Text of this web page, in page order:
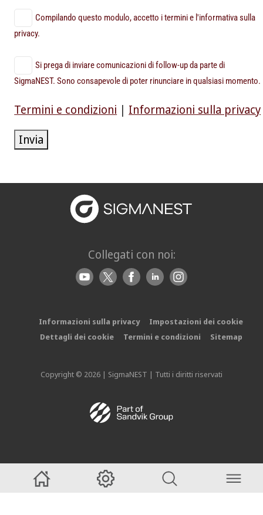
Compilando questo modulo, accetto i termini e l'informativa sulla
privacy.
Si prega di inviare comunicazioni di follow-up da parte di
SigmaNEST. Sono consapevole di poter rinunciare in qualsiasi momento.
Termini e condizioni | Informazioni sulla privacy
Invia
Collegati con noi:
Informazioni sulla privacy
Impostazioni dei cookie
Dettagli dei cookie
Termini e condizioni Sitemap
Copyright © 2026 | SigmaNEST | Tutti i diritti riservati